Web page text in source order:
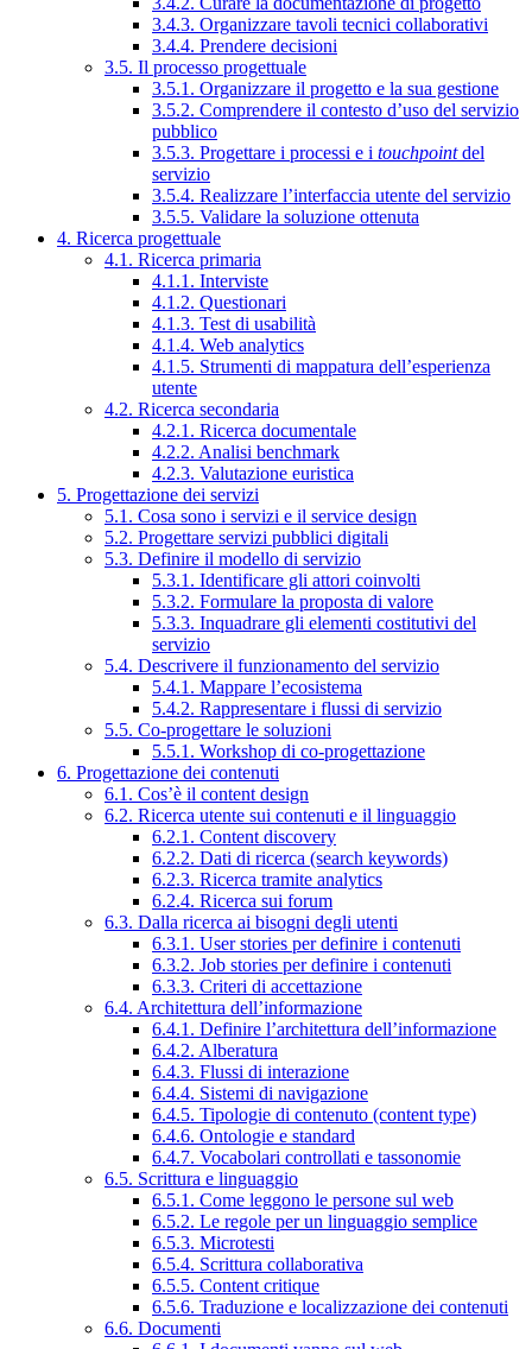
3.4.3. Organizzare tavoli tecnici collaborativi
3.4.4. Prendere decisioni
3.5. Il processo progettuale
3.5.1. Organizzare il progetto e la sua gestione
3.5.2. Comprendere il contesto d’uso del servizio
pubblico
3.5.3. Progettare i processi e i touchpointdel
servizio
3.5.4. Realizzare l’interfaccia utente del servizio
3.5.5. Validare la soluzione ottenuta
4. Ricerca progettuale
4.1. Ricerca primaria
4.1.1. Interviste
4.1.2. Questionari
4.1.3. Test di usabilità
4.1.4. Web analytics
4.1.5. Strumenti di mappatura dell’esperienza
utente
4.2. Ricerca secondaria
4.2.1. Ricerca documentale
4.2.2. Analisi benchmark
4.2.3. Valutazione euristica
5. Progettazione dei servizi
5.1. Cosa sono i servizi e il service design
5.2. Progettare servizi pubblici digitali
5.3. Definire il modello di servizio
5.3.1. Identificare gli attori coinvolti
5.3.2. Formulare la proposta di valore
5.3.3. Inquadrare gli elementi costitutivi del
servizio
5.4. Descrivere il funzionamento del servizio
5.4.1. Mappare l’ecosistema
5.4.2. Rappresentare i flussi di servizio
5.5. Co-progettare le soluzioni
5.5.1. Workshop di co-progettazione
6. Progettazione dei contenuti
6.1. Cos’è il content design
6.2. Ricerca utente sui contenuti e il linguaggio
6.2.1. Content discovery
6.2.2. Dati di ricerca (search keywords)
6.2.3. Ricerca tramite analytics
6.2.4. Ricerca sui forum
6.3. Dalla ricerca ai bisogni degli utenti
6.3.1. User stories per definire i contenuti
6.3.2. Job stories per definire i contenuti
6.3.3. Criteri di accettazione
6.4. Architettura dell’informazione
6.4.1. Definire l’architettura dell’informazione
6.4.2. Alberatura
6.4.3. Flussi di interazione
6.4.4. Sistemi di navigazione
6.4.5. Tipologie di contenuto (content type)
6.4.6. Ontologie e standard
6.4.7. Vocabolari controllati e tassonomie
6.5. Scrittura e linguaggio
6.5.1. Come leggono le persone sul web
6.5.2. Le regole per un linguaggio semplice
6.5.3. Microtesti
6.5.4. Scrittura collaborativa
6.5.5. Content critique
6.5.6. Traduzione e localizzazione dei contenuti
6.6. Documenti